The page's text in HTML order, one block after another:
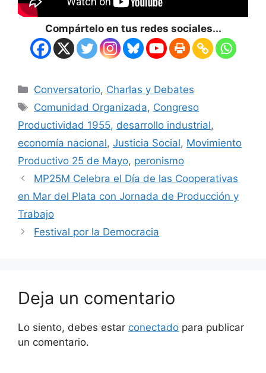
Compártelo en tus redes sociales...
Conversatorio, Charlas y Debates
Comunidad Organizada, Congreso
Productividad 1955, desarrollo industrial,
economía nacional, Justicia Social, Movimiento
Productivo 25 de Mayo, peronismo
MP25M Celebra el Día de las Cooperativas
en Mar del Plata con Jornada de Producción y
Trabajo
Festival por la Democracia
Deja un comentario
Lo siento, debes estar conectado para publicar
un comentario.